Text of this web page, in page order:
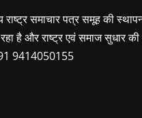
राष्ट्र समाचार पत्र समूह की
है और राष्ट्र एवं समाज सुधार की
9414050155